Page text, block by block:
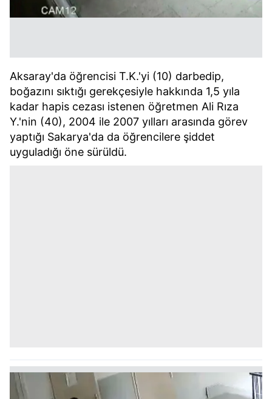
Aksaray'da öğrencisi T.K.'yi (10) darbedip,
boğazını sıktığı gerekçesiyle hakkında 1,5 yıla
kadar hapis cezası istenen öğretmen Ali Rıza
Y.'nin (40), 2004 ile 2007 yılları arasında görev
yaptığı Sakarya'da da öğrencilere şiddet
uyguladığı öne sürüldü.